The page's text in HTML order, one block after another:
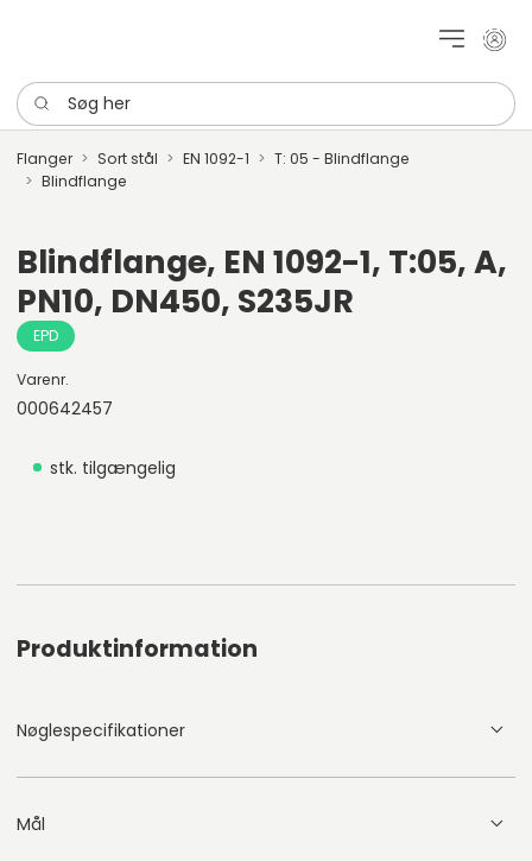
Mit
Søg her
Flanger Sort stål EN 1092-1
T: 05 - Blindflange
Blindflange
Blindflange, EN 1092-1, T:05, A,
PN10, DN450, S235JR
EPD
Varenr.
000642457
stk. tilgængelig
Produktinformation
Nøglespecifikationer
Mål